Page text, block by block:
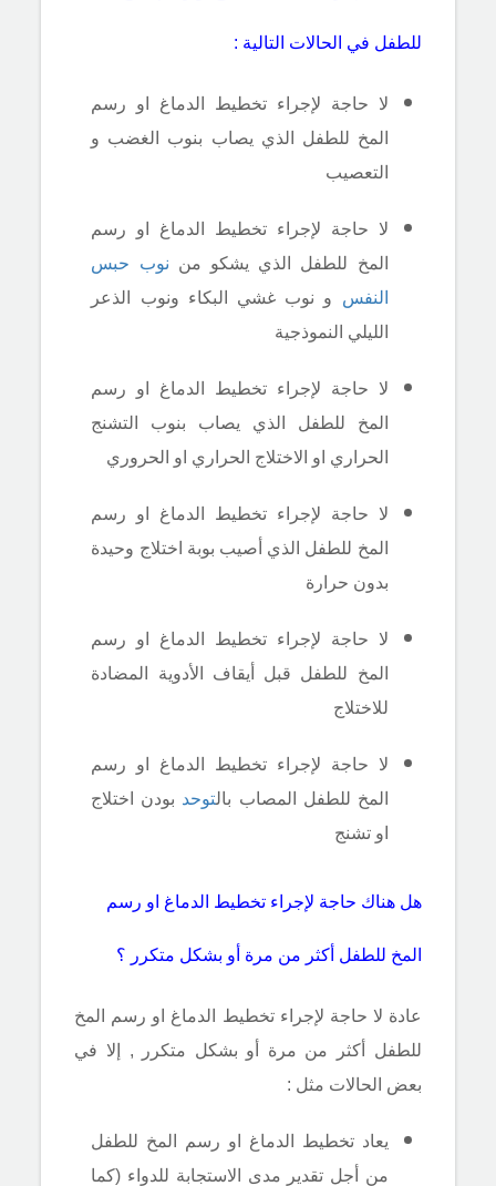
للطفل في الحالات التالية :
لا حاجة لإجراء تخطيط الدماغ او رسم
المخ للطفل الذي يصاب بنوب الغضب و
التعصيب
لا حاجة لإجراء تخطيط الدماغ او رسم
المخ للطفل الذي يشكو من نوب حبس
النفس و نوب غشي البكاء ونوب الذعر
الليلي النموذجية
لا حاجة لإجراء تخطيط الدماغ او رسم
المخ للطفل الذي يصاب بنوب التشنج
الحراري او الاختلاج الحراري او الحروري
لا حاجة لإجراء تخطيط الدماغ او رسم
المخ للطفل الذي أصيب بوبة اختلاج وحيدة
بدون حرارة
لا حاجة لإجراء تخطيط الدماغ او رسم
المخ للطفل قبل أيقاف الأدوية المضادة
للاختلاج
لا حاجة لإجراء تخطيط الدماغ او رسم
المخ للطفل المصاب بالتوحد بودن اختلاج
او تشنج
هل هناك حاجة لإجراء تخطيط الدماغ او رسم
المخ للطفل أكثر من مرة أو بشكل متكرر ؟
عادة لا حاجة لإجراء تخطيط الدماغ او رسم المخ
للطفل أكثر من مرة أو بشكل متكرر , إلا في
بعض الحالات مثل :
يعاد تخطيط الدماغ او رسم المخ للطفل
من أجل تقدير مدى الاستجابة للدواء (كما